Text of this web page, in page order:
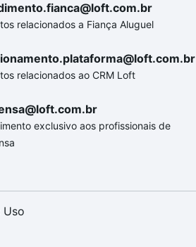
relacionados a Fiança Aluguel
relacionados ao CRM Loft
exclusivo aos profissionais de
Uso